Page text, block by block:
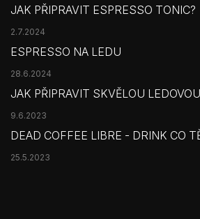
JAK PŘIPRAVIT ESPRESSO TONIC?
2.7.2024
ESPRESSO NA LEDU
28.6.2024
JAK PŘIPRAVIT SKVĚLOU
9.6.2023
DEAD COFFEE LIBRE - DRINK CO
25.5.2023